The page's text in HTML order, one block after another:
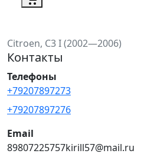
Citroen, C3 I (2002—2006)
Контакты
Телефоны
+79207897273
+79207897276
Email
89807225757kirill57@mail.ru